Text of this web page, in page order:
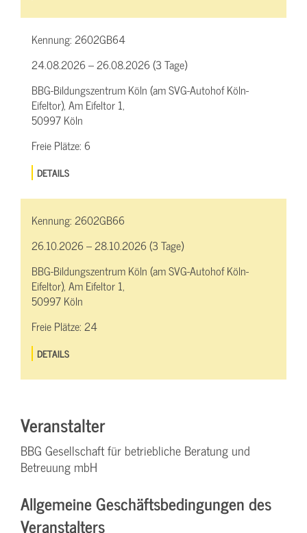
Kennung:2602GB64
24.08.2026 – 26.08.2026 (3 Tage)
BBG-Bildungszentrum Köln (am SVG-Autohof Köln-
Eifeltor), Am Eifeltor 1,
50997 Köln
Freie Plätze:6
DETAILS
Kennung:2602GB66
26.10.2026 – 28.10.2026 (3 Tage)
BBG-Bildungszentrum Köln (am SVG-Autohof Köln-
Eifeltor), Am Eifeltor 1,
50997 Köln
Freie Plätze:24
DETAILS
Veranstalter
BBG Gesellschaft für betriebliche Beratung und
Betreuung mbH
Allgemeine Geschäftsbedingungen des
Veranstalters